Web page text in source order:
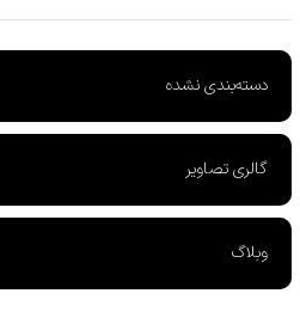
دسته‌بندی نشده
گالری تصاویر
وبلاگ